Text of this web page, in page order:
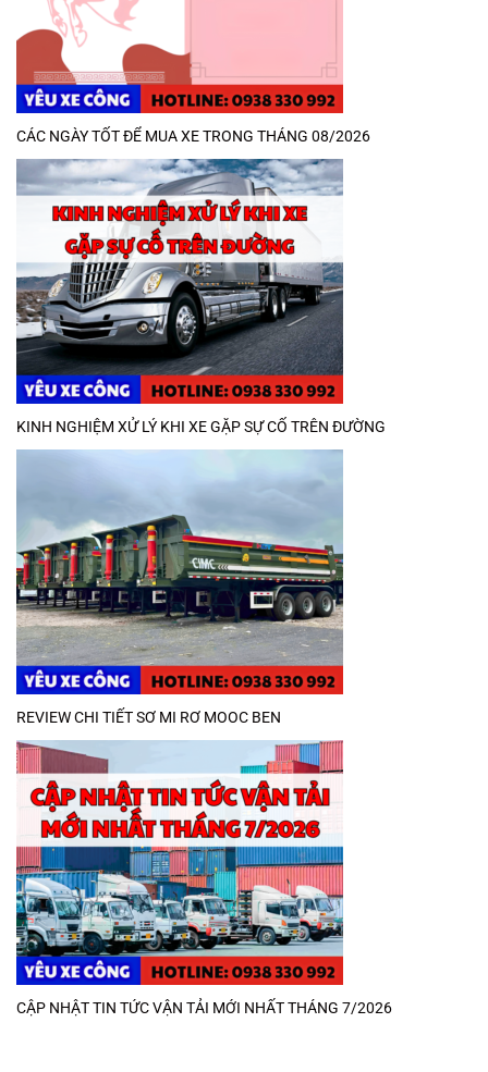
CÁC NGÀY TỐT ĐỂ MUA XE TRONG THÁNG 08/2026
KINH NGHIỆM XỬ LÝ KHI XE GẶP SỰ CỐ TRÊN ĐƯỜNG
REVIEW CHI TIẾT SƠ MI RƠ MOOC BEN
CẬP NHẬT TIN TỨC VẬN TẢI MỚI NHẤT THÁNG 7/2026